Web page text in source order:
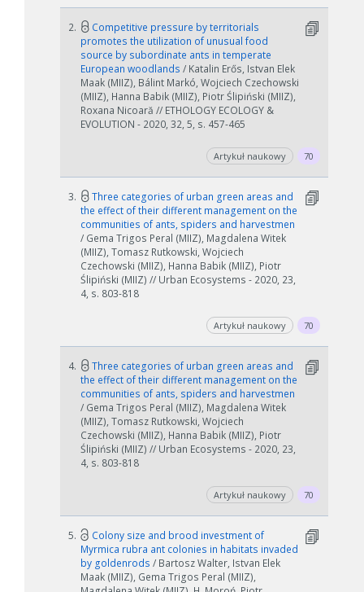
2.
Competitive pressure by territorials
promotes the utilization of unusual food
source by subordinate ants in temperate
European woodlands / Katalin Erős, Istvan Elek
Maak (MIIZ), Bálint Markó, Wojciech Czechowski
(MIIZ), Hanna Babik (MIIZ), Piotr Ślipiński (MIIZ),
Roxana Nicoară // ETHOLOGY ECOLOGY &
EVOLUTION - 2020, 32, 5, s. 457-465
Artykuł naukowy 70
3.
Three categories of urban green areas and
the effect of their different management on the
communities of ants, spiders and harvestmen
/ Gema Trigos Peral (MIIZ), Magdalena Witek
(MIIZ), Tomasz Rutkowski, Wojciech
Czechowski (MIIZ), Hanna Babik (MIIZ), Piotr
Ślipiński (MIIZ) // Urban Ecosystems - 2020, 23,
4, s. 803-818
Artykuł naukowy 70
4.
Three categories of urban green areas and
the effect of their different management on the
communities of ants, spiders and harvestmen
/ Gema Trigos Peral (MIIZ), Magdalena Witek
(MIIZ), Tomasz Rutkowski, Wojciech
Czechowski (MIIZ), Hanna Babik (MIIZ), Piotr
Ślipiński (MIIZ) // Urban Ecosystems - 2020, 23,
4, s. 803-818
Artykuł naukowy 70
5.
Colony size and brood investment of
Myrmica rubra ant colonies in habitats invaded
by goldenrods / Bartosz Walter, Istvan Elek
Maak (MIIZ), Gema Trigos Peral (MIIZ),